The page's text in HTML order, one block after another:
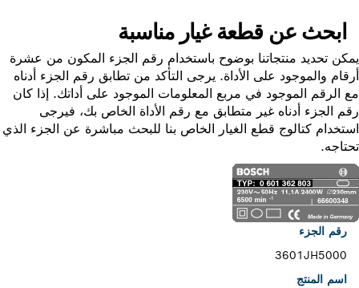
ابحث عن قطعة غيار مناسبة
تحديد منتجاتنا بوضوح باستخدام رقم الجزء المكون من عشرة
والموجود على الأداة. يرجى التأكد من تطابق رقم الجزء أدناه
الرقم الموجود في مربع المعلومات الموجود على أداتك. إذا كان
الجزء أدناه غير متطابق مع رقم الأداة الخاص بك، فيرجى
كتالوج قطع الغيار الخاص بنا للبحث مباشرة عن الجزء الذي
رقم الجزء
3601JH5000
اسم المنتج